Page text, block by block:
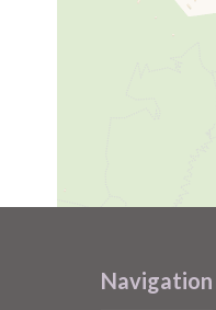
Navigation